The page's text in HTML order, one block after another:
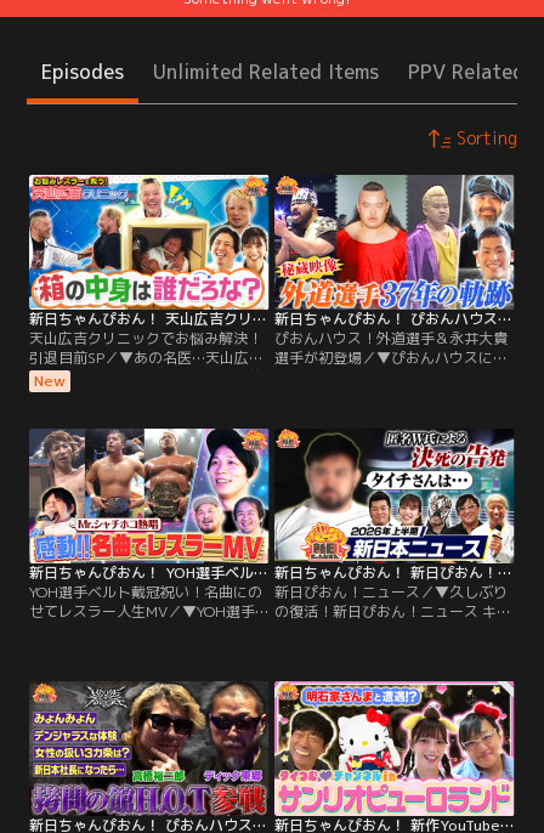
Episodes Unlimited Related Items PPV Related
Sorting
新日ちゃんぴおん！ 天山広吉クリニックでお悩み解決！引退目前SP（2026/08/07放送分）
天山広吉クリニックでお悩み解決！
引退目前SP／▼あの名医…天山広吉
クリニックが帰って来た！引退目前
SP 箱の中身は誰だろな？でボックス
ようとする天山医師。果たして当て
ることが出来るのか？さらに天山医
師が誰と「カマーン」しているの
か？恒例の視力検査も！そして各選
手からの悩みを問診で解決！
New
新日ちゃんぴおん！ ぴおんハウス！外道選手＆永井大貴選手が初登場（2026/07/24放送分）
ぴおんハウス！外道選手＆永井大貴
選手が初登場／▼ぴおんハウスに外
大公開！さらには外道選手＆永井大
貴選手のここまでのレスラーヒスト
リーも！今一番組みたい選手は…？
などファンの皆さんからいただいた
質問にも回答！
新日ちゃんぴおん！ YOH選手ベルト戴冠祝い！名曲にのせてレスラー人生MV（2026/07/17放送分）
YOH選手ベルト戴冠祝い！名曲にの
せてレスラー人生MV／▼YOH選手
ノマネにのせてMVを作ってみた！
さらに田口隆祐選手とカラオケ映像
も制作！果たしてどんな仕上がり
に？
新日ちゃんぴおん！ 新日ぴおん！ニュース（2026/07/10放送分）
新日ぴおん！ニュース／▼久しぶり
の復活！新日ぴおん！ニュース キャ
からタイチ選手に関する告発が…い
ったい何が？本間朋晃リポーターに
よる、東京ドリームパーク“レー
ヴ・デ・リュミエール”リポートや
新日本プロレスファンに聞いた個人
的ニュースも！
新日ちゃんぴおん！ ぴおんハウスにHOUSE OF TORTURE 東郷＆裕二郎襲来！（2026/07/03放送分）
新日ちゃんぴおん！ 新作YouTuber SP後編 タイつむチャンネル in超人気テーマパーク（2026/06/19放送分）